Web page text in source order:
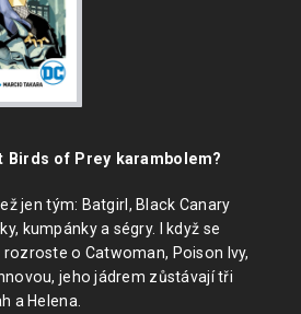
Birds of Prey karambolem?
jen tým: Batgirl, Black Canary
kumpánky a ségry. I když se
o Catwoman, Poison Ivy,
jeho jádrem zůstávají tři
a Helena.